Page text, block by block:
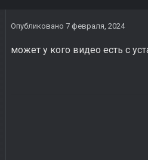
Опубликовано 7 февраля, 2024
может у кого видео есть с